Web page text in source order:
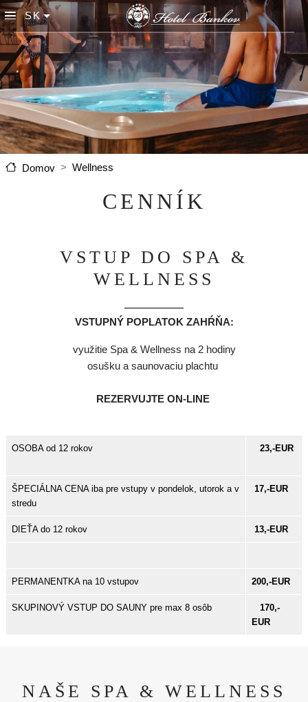
Skočiť na hlavný obsah
SK List additional actions
Domov Wellness
CENNÍK
VSTUP DO SPA &
WELLNESS
VSTUPNÝ POPLATOK ZAHŔŇA:
využitie Spa & Wellness na 2 hodiny
osušku a saunovaciu plachtu
REZERVUJTE ON-LINE
OSOBA od 12 rokov 23,-EUR
ŠPECIÁLNA CENA iba pre vstupy v pondelok, utorok a v
stredu
17,-EUR
DIEŤA do 12 rokov 13,-EUR
PERMANENTKA na 10 vstupov 200,-EUR
SKUPINOVÝ VSTUP DO SAUNY pre max 8 osôb
170,-
EUR
NAŠE SPA & WELLNESS